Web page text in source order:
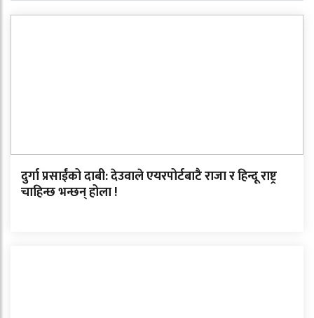
दुर्गा प्रसाईंको दाबी: देउवाले एयरपोर्टबाटै राजा र हिन्दू राष्ट्र
चाहिन्छ भन्छन् होला !